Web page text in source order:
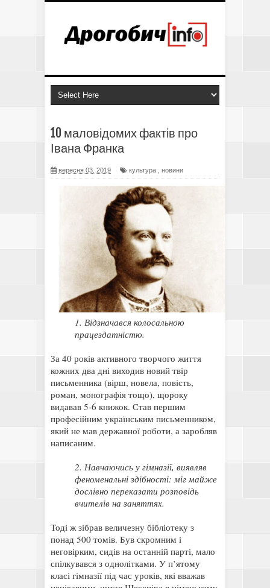
10 маловідомих фактів про
Івана Франка
вересня 03, 2019 культура , новини
1. Відзначався колосальною
працездатністю.
За 40 років активного творчого життя
кожних два дні виходив новий твір
письменника (вірш, новела, повість,
роман, монографія тощо), щороку
видавав 5-6 книжок. Став першим
професійним українським письменником,
який не мав державної роботи, а заробляв
написаним.
2. Навчаючись у гімназії, виявляв
феноменальні здібності: міг майже
дослівно переказати розповідь
вчителів на заняттях.
Тоді ж зібрав величезну бібліотеку з
понад 500 томів. Був скромним і
неговірким, сидів на останній парті, мало
спілкувався з однолітками. У п’ятому
класі гімназії під час уроків, які вважав